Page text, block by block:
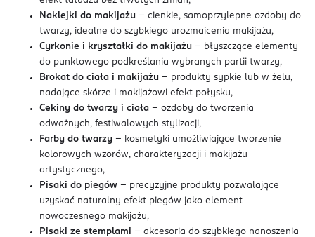
Naklejki do makijażu – cienkie, samoprzylepne ozdoby do
twarzy, idealne do szybkiego urozmaicenia makijażu,
Cyrkonie i kryształki do makijażu – błyszczące elementy
do punktowego podkreślania wybranych partii twarzy,
Brokat do ciała i makijażu – produkty sypkie lub w żelu,
nadające skórze i makijażowi efekt połysku,
Cekiny do twarzy i ciała – ozdoby do tworzenia
odważnych, festiwalowych stylizacji,
Farby do twarzy – kosmetyki umożliwiające tworzenie
kolorowych wzorów, charakteryzacji i makijażu
artystycznego,
Pisaki do piegów – precyzyjne produkty pozwalające
uzyskać naturalny efekt piegów jako element
nowoczesnego makijażu,
Pisaki ze stemplami – akcesoria do szybkiego nanoszenia